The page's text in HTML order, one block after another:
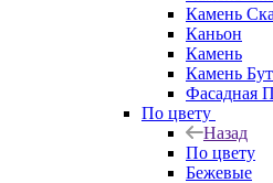
Камень
Каньон
Камень
Камень
Фасадная
По цвету
Назад
По цвету
Бежевые